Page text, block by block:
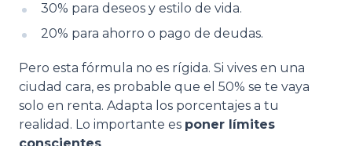
30% para deseos y estilo de vida.
20% para ahorro o pago de deudas.
Pero esta fórmula no es rígida. Si vives en una
ciudad cara, es probable que el 50% se te vaya
solo en renta. Adapta los porcentajes a tu
realidad. Lo importante es poner límites